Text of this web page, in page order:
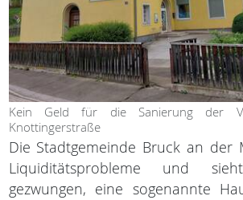
Kein Geld für die Sanierung der
Knottingerstraße
Die Stadtgemeinde Bruck an der
Liquiditätsprobleme und
gezwungen, eine sogenannte